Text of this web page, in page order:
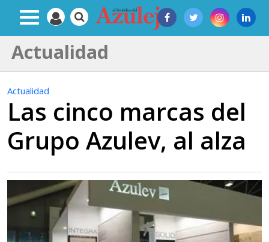
Actualidad
Actualidad
Las cinco marcas del
Grupo Azulev, al alza